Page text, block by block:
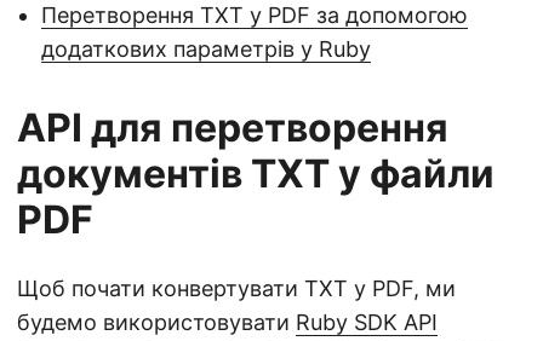
Перетворення TXT у PDF за допомогою
додаткових параметрів у Ruby
API для перетворення
документів TXT у файли
PDF
Щоб почати конвертувати TXT у PDF, ми
будемо використовувати Ruby SDK API